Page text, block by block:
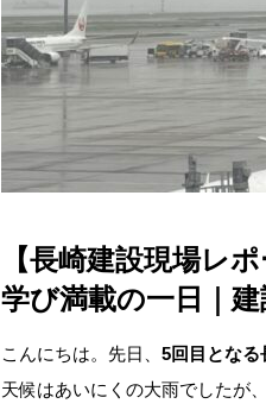
【長崎建設現場レ
学び満載の一日｜
こんにちは。先日、 5回目となる
天候はあいにくの大雨でしたが